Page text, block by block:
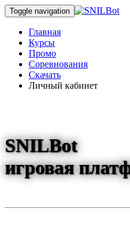
Toggle navigation
Главная
Курсы
Промо
Соревнования
Скачать
Личный кабинет
SNILBot
игровая